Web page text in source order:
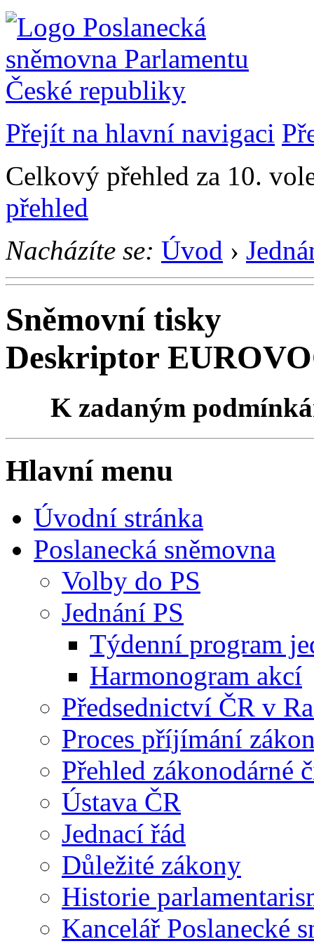
Přejít na hlavní navigaci
Celkový přehled za 10.
přehled
Nacházíte se: Úvod ›
Sněmovní tisky
Deskriptor
K zadaným
Hlavní menu
Úvodní stránka
Poslanecká sněmovna
Volby do PS
Jednání PS
Týdenní program
Harmonogram akcí
Předsednictví ČR v
Proces příjímání
Přehled zákonodárné
Ústava ČR
Jednací řád
Důležité zákony
Historie
Kancelář Poslanecké